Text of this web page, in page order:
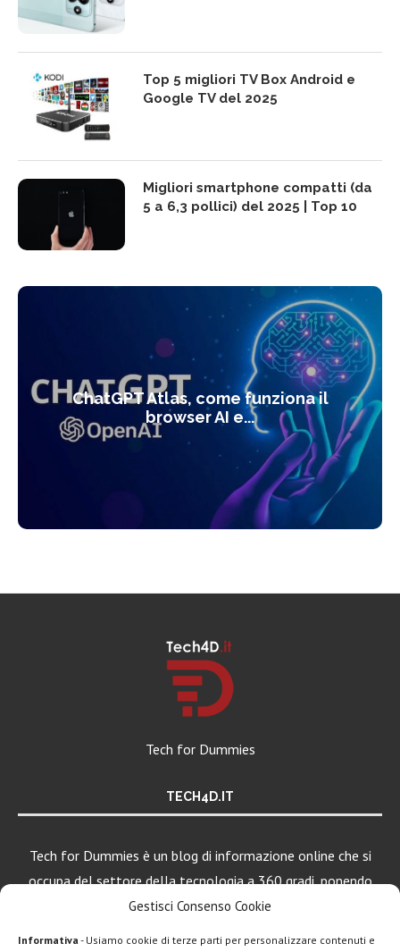
Gestisci Consenso Cookie
Informativa - Usiamo cookie di terze parti per personalizzare contenuti e
Top 5 migliori TV Box Android e
Google TV del 2025
Migliori smartphone compatti (da
5 a 6,3 pollici) del 2025 | Top 10
ChatGPT Atlas, come funziona il
browser AI e...
Tech for Dummies
TECH4D.IT
Tech for Dummies è un blog di informazione online che si
occupa del settore della tecnologia a 360 gradi, ponendo
una particolare attenzione al mondo Android, Apple e